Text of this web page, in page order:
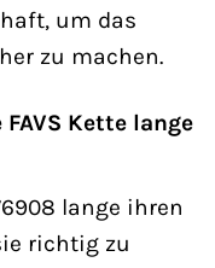
um das
zu machen.
Kette lange
lange ihren
richtig zu